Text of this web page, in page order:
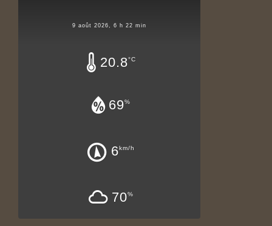
9 août 2026, 6 h 22 min
20.8°C
69%
6km/h
70%